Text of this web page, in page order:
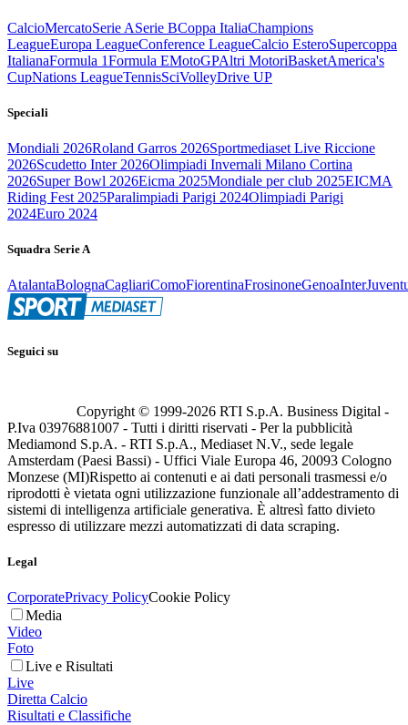
CalcioMercatoSerie ASerie BCoppa ItaliaChampions
LeagueEuropa LeagueConference LeagueCalcio EsteroSupercoppa
ItalianaFormula 1Formula EMotoGPAltri MotoriBasketAmerica's
CupNations LeagueTennisSciVolleyDrive UP
Speciali
Mondiali 2026Roland Garros 2026Sportmediaset Live Riccione
2026Scudetto Inter 2026Olimpiadi Invernali Milano Cortina
2026Super Bowl 2026Eicma 2025Mondiale per club 2025EICMA
Riding Fest 2025Paralimpiadi Parigi 2024Olimpiadi Parigi
2024Euro 2024
Squadra Serie A
AtalantaBolognaCagliariComoFiorentinaFrosinoneGenoaInter
Seguici su
Copyright © 1999-2026 RTI S.p.A. Business Digital -
P.Iva 03976881007 - Tutti i diritti riservati - Per la pubblicità
Mediamond S.p.A. - RTI S.p.A., Mediaset N.V., sede legale
Amsterdam (Paesi Bassi) - Uffici Viale Europa 46, 20093 Cologno
Monzese (MI)Rispetto ai contenuti e ai dati personali trasmessi e/o
riprodotti è vietata ogni utilizzazione funzionale all’addestramento di
sistemi di intelligenza artificiale generativa. È altresì fatto divieto
espresso di utilizzare mezzi automatizzati di data scraping.
Legal
CorporatePrivacy PolicyCookie Policy
Media
Video
Foto
Live e Risultati
Live
Diretta Calcio
Risultati e Classifiche